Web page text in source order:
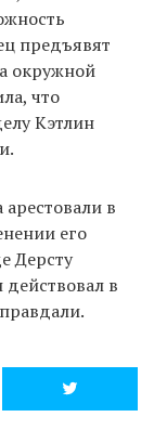
предъявят
окружной
что
Кэтлин
в
его
Дерсту
в